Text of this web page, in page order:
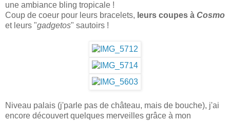
une ambiance bling tropicale !
Coup de coeur pour leurs bracelets, leurs coupes à Cosmo
et leurs "gadgetos" sautoirs !
Niveau palais (j'parle pas de château, mais de bouche), j'ai
encore découvert quelques merveilles grâce à mon